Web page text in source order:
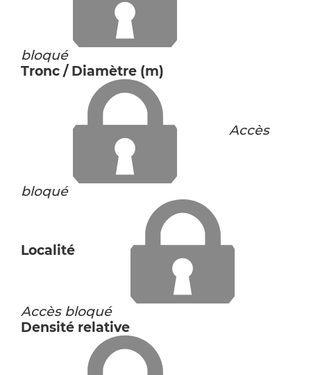
bloqué
Tronc / Diamètre (m)
Accès
bloqué
Localité
Accès bloqué
Densité relative